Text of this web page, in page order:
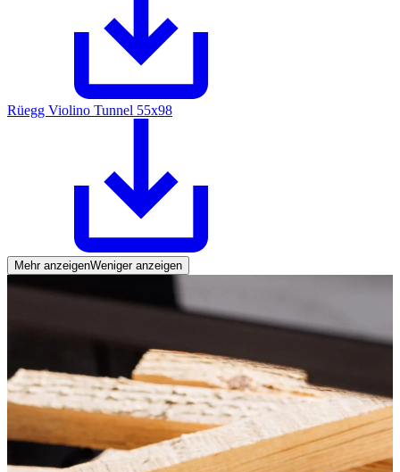
Rüegg Violino Tunnel 55x98
Mehr anzeigenWeniger anzeigen